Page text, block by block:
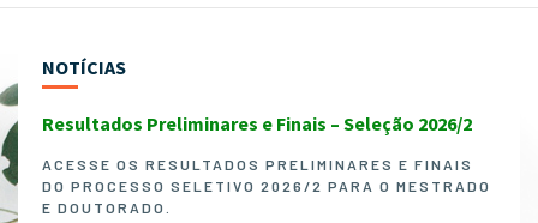
NOTÍCIAS
Resultados Preliminares e Finais – Seleção 2026/2
ACESSE OS RESULTADOS PRELIMINARES E FINAIS
DO PROCESSO SELETIVO 2026/2 PARA O MESTRADO
E DOUTORADO.